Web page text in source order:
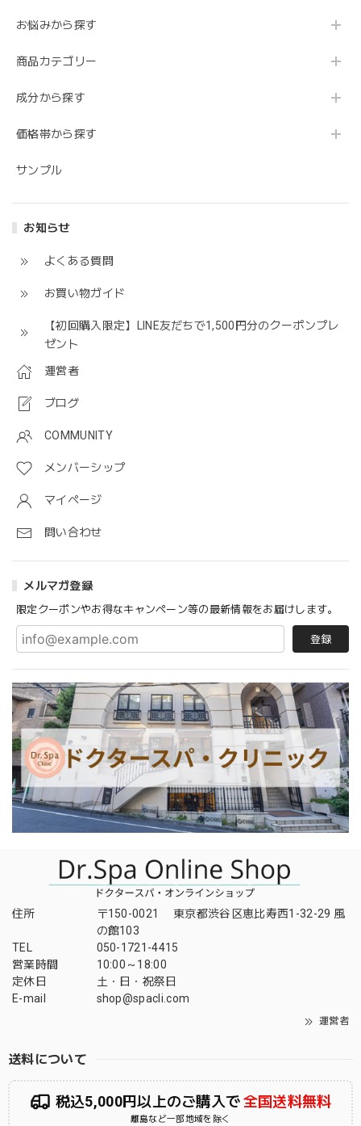
お悩みから探す
商品カテゴリー
成分から探す
価格帯から探す
サンプル
お知らせ
よくある質問
お買い物ガイド
【初回購入限定】LINE友だちで1,500円分のクーポンプレ
ゼント
運営者
ブログ
COMMUNITY
メンバーシップ
マイページ
問い合わせ
メルマガ登録
限定クーポンやお得なキャンペーン等の最新情報をお届けします。
登録
住所
〒150-0021 東京都渋谷区恵比寿西1-32-29 風
の館103
TEL
050-1721-4415
営業時間
10:00～18:00
定休日
土・日・祝祭日
E-mail
shop@spacli.com
運営者
送料について
税込5,000円以上のご購入で全国送料無料
離島など一部地域を除く